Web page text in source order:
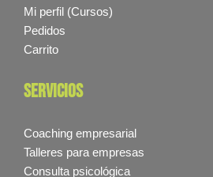
Mi perfil (Cursos)
Pedidos
Carrito
servicios
Coaching empresarial
Talleres para empresas
Consulta psicológica